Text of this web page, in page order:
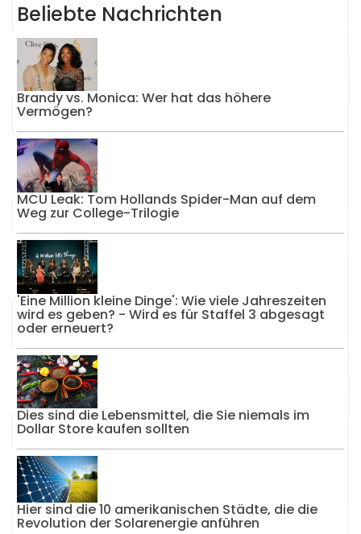
Beliebte Nachrichten
Brandy vs. Monica: Wer hat das höhere
Vermögen?
MCU Leak: Tom Hollands Spider-Man auf dem
Weg zur College-Trilogie
'Eine Million kleine Dinge': Wie viele Jahreszeiten
wird es geben? - Wird es für Staffel 3 abgesagt
oder erneuert?
Dies sind die Lebensmittel, die Sie niemals im
Dollar Store kaufen sollten
Hier sind die 10 amerikanischen Städte, die die
Revolution der Solarenergie anführen